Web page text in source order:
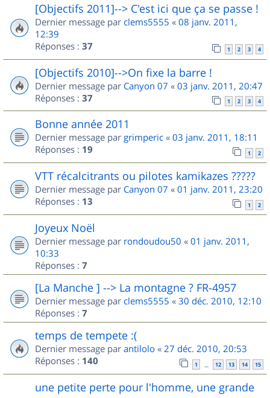
[Objectifs 2011]--> C'est ici que ça se passe !
Dernier message par clems5555 « 08 janv. 2011,
12:39
Réponses : 37 1 2 3 4
[Objectifs 2010]-->On fixe la barre !
Dernier message par Canyon 07 « 03 janv. 2011, 20:47
Réponses : 37 1 2 3 4
Bonne année 2011
Dernier message par grimperic « 03 janv. 2011, 18:11
Réponses : 19 1 2
VTT récalcitrants ou pilotes kamikazes ?????
Dernier message par Canyon 07 « 01 janv. 2011, 23:20
Réponses : 13 1 2
Joyeux Noël
Dernier message par rondoudou50 « 01 janv. 2011,
10:33
Réponses : 7
[La Manche ] --> La montagne ? FR-4957
Dernier message par clems5555 « 30 déc. 2010, 12:10
Réponses : 7
temps de tempete :(
Dernier message par antilolo « 27 déc. 2010, 20:53
Réponses : 140 1 … 12 13 14 15
une petite perte pour l'homme, une grande